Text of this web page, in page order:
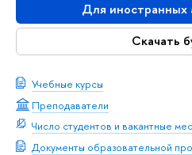
Для иностранных
Скачать
Учебные курсы
Преподаватели
Число студентов и вакантные
Документы образовательной